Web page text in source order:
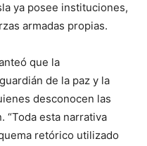
ya posee instituciones,
armadas propias.
que la
de la paz y la
desconocen las
“Toda esta narrativa
retórico utilizado